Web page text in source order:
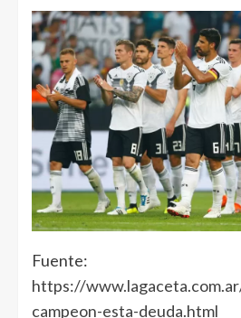
Fuente:
https://
campeon-esta-deuda.html